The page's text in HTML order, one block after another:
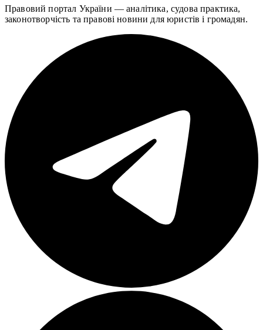
Правовий портал України — аналітика, судова практика,
законотворчість та правові новини для юристів і громадян.